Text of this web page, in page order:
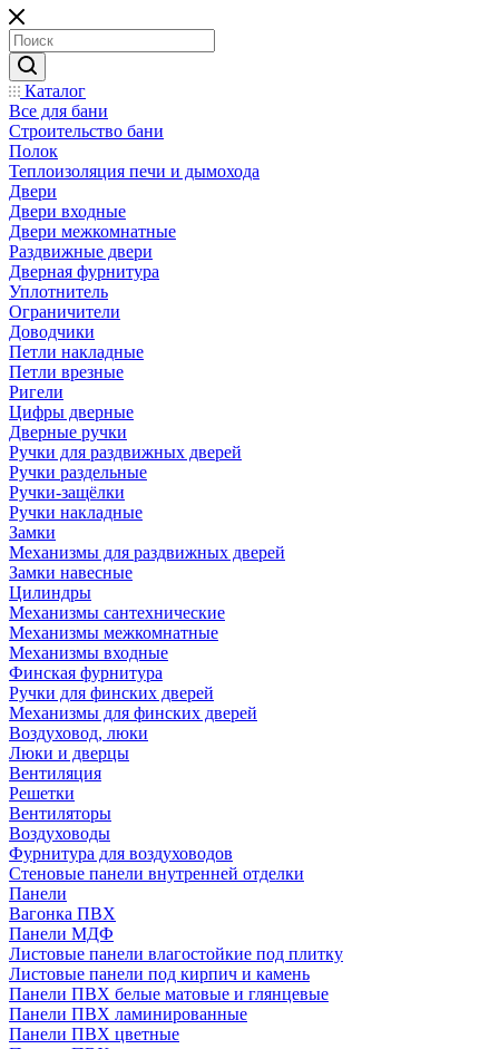
Каталог
Все для бани
Строительство бани
Полок
Теплоизоляция печи и дымохода
Двери
Двери входные
Двери межкомнатные
Раздвижные двери
Дверная фурнитура
Уплотнитель
Ограничители
Доводчики
Петли накладные
Петли врезные
Ригели
Цифры дверные
Дверные ручки
Ручки для раздвижных дверей
Ручки раздельные
Ручки-защёлки
Ручки накладные
Замки
Механизмы для раздвижных дверей
Замки навесные
Цилиндры
Механизмы сантехнические
Механизмы межкомнатные
Механизмы входные
Финская фурнитура
Ручки для финских дверей
Механизмы для финских дверей
Воздуховод, люки
Люки и дверцы
Вентиляция
Решетки
Вентиляторы
Воздуховоды
Фурнитура для воздуховодов
Стеновые панели внутренней отделки
Панели
Вагонка ПВХ
Панели МДФ
Листовые панели влагостойкие под плитку
Листовые панели под кирпич и камень
Панели ПВХ белые матовые и глянцевые
Панели ПВХ ламинированные
Панели ПВХ цветные